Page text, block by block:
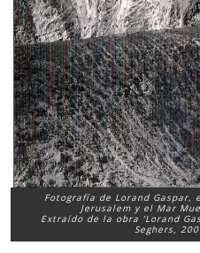
Fotografía de Lorand
Jerusalem y el Mar
Extraído de la obra ‘Lorand
Seghers,